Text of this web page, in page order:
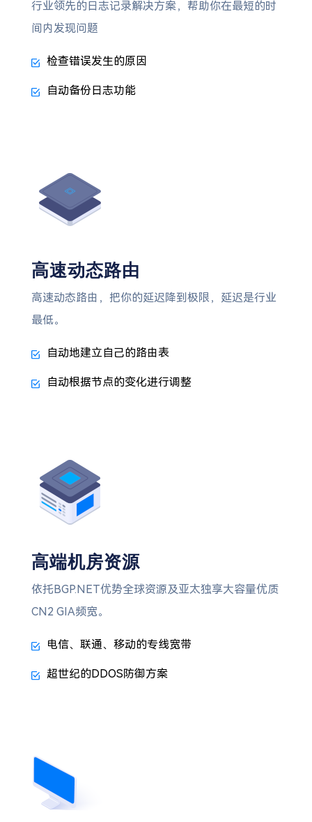
行业领先的日志记录解决方案，帮助你在最短的时
间内发现问题
检查错误发生的原因
自动备份日志功能
高速动态路由
高速动态路由，把你的延迟降到极限，延迟是行业
最低。
自动地建立自己的路由表
自动根据节点的变化进行调整
高端机房资源
依托BGP.NET优势全球资源及亚太独享大容量优质
CN2 GIA频宽。
电信、联通、移动的专线宽带
超世纪的DDOS防御方案